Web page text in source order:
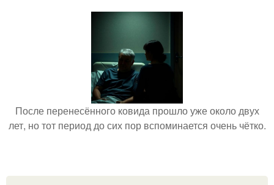
После перенесённого ковида прошло уже около двух
лет, но тот период до сих пор вспоминается очень чётко.